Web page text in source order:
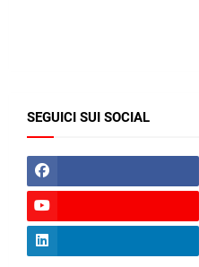
SEGUICI SUI SOCIAL